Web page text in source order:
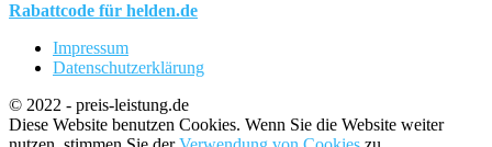
Rabattcode für helden.de
Impressum
Datenschutzerklärung
© 2022 - preis-leistung.de
Diese Website benutzen Cookies. Wenn Sie die Website weiter